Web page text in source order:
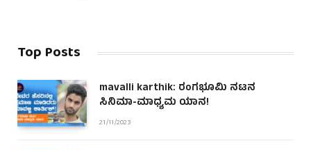
Top Posts
mavalli karthik: ರಂಗಭೂಮಿ ನಟನ
ಸಿನಿಮಾ-ಮಾಧ್ಯಮ ಯಾನ!
21/11/2023